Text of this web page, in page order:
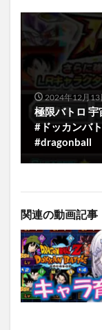
2024年12月13
極限バトロ
#ドッカンバ
#dragonball
関連の動画記事